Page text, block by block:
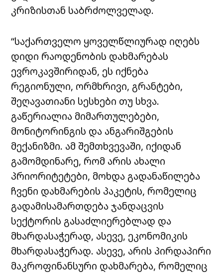
კრიზისთან საბრძოლველად.
“საქართველო ყოველწლიურად იღებს
დიდი რაოდენობის დახმარებას
ევროკავშირიდან, ეს იქნება
რეგიონული, ორმხრივი, გრანტები,
შეღავათიანი სესხები თუ სხვა.
გაწერიალია მიმართულებები,
მონიტორინგის და ანგარიშგების
მექანიზმი. ამ შემთხვევაში, იქიდან
გამომდინარე, რომ არის ახალი
პრიორიტეტები, მოხდა გადანაწილება
ჩვენი დახმარების პაკეტის, რომელიც
გადამისამართდება ჯანდაცვის
სექტორის გასაძლიერებლად და
მხარდასაჭერად, ასევე, ეკონომიკის
მხარდასაჭერად. ასევე, არის პირდაპირი
მაკროფინანსური დახმარება, რომელიც